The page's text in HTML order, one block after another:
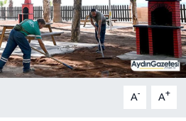
A- A+